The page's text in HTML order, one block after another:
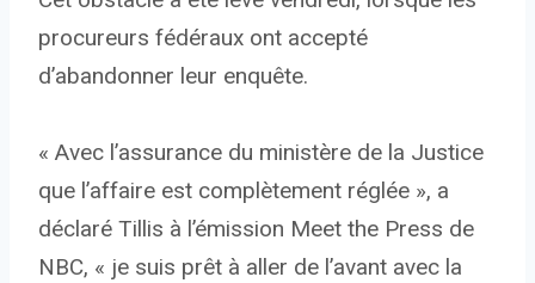
procureurs fédéraux ont accepté
d’abandonner leur enquête.
« Avec l’assurance du ministère de la Justice
que l’affaire est complètement réglée », a
déclaré Tillis à l’émission Meet the Press de
NBC, « je suis prêt à aller de l’avant avec la